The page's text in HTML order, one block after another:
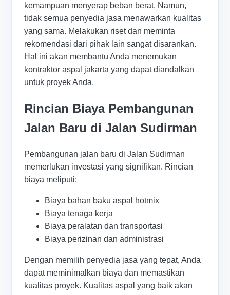
kemampuan menyerap beban berat. Namun,
tidak semua penyedia jasa menawarkan kualitas
yang sama. Melakukan riset dan meminta
rekomendasi dari pihak lain sangat disarankan.
Hal ini akan membantu Anda menemukan
kontraktor aspal jakarta yang dapat diandalkan
untuk proyek Anda.
Rincian Biaya Pembangunan
Jalan Baru di Jalan Sudirman
Pembangunan jalan baru di Jalan Sudirman
memerlukan investasi yang signifikan. Rincian
biaya meliputi:
Biaya bahan baku aspal hotmix
Biaya tenaga kerja
Biaya peralatan dan transportasi
Biaya perizinan dan administrasi
Dengan memilih penyedia jasa yang tepat, Anda
dapat meminimalkan biaya dan memastikan
kualitas proyek. Kualitas aspal yang baik akan